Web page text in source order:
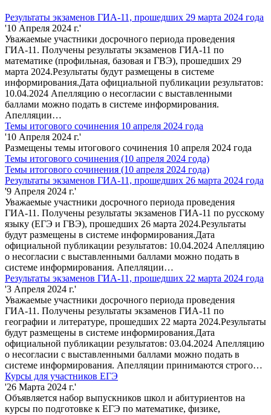
Результаты экзаменов ГИА-11, прошедших 29 марта 2024 года
'10 Апреля 2024 г.'
Уважаемые участники досрочного периода проведения
ГИА-11. Получены результаты экзаменов ГИА-11 по
математике (профильная, базовая и ГВЭ), прошедших 29
марта 2024.Результаты будут размещены в системе
информирования.Дата официальной публикации результатов:
10.04.2024 Апелляцию о несогласии с выставленными
баллами можно подать в системе информирования.
Апелляции…
Темы итогового сочинения 10 апреля 2024 года
'10 Апреля 2024 г.'
Размещены темы итогового сочинения 10 апреля 2024 года
Темы итогового сочинения (10 апреля 2024 года)
Темы итогового сочинения (10 апреля 2024 года)
Результаты экзаменов ГИА-11, прошедших 26 марта 2024 года
'9 Апреля 2024 г.'
Уважаемые участники досрочного периода проведения
ГИА-11. Получены результаты экзаменов ГИА-11 по русскому
языку (ЕГЭ и ГВЭ), прошедших 26 марта 2024.Результаты
будут размещены в системе информирования.Дата
официальной публикации результатов: 10.04.2024 Апелляцию
о несогласии с выставленными баллами можно подать в
системе информирования. Апелляции…
Результаты экзаменов ГИА-11, прошедших 22 марта 2024 года
'3 Апреля 2024 г.'
Уважаемые участники досрочного периода проведения
ГИА-11. Получены результаты экзаменов ГИА-11 по
географии и литературе, прошедших 22 марта 2024.Результаты
будут размещены в системе информирования.Дата
официальной публикации результатов: 03.04.2024 Апелляцию
о несогласии с выставленными баллами можно подать в
системе информирования. Апелляции принимаются строго…
Курсы для участников ЕГЭ
'26 Марта 2024 г.'
Объявляется набор выпускников школ и абитуриентов на
курсы по подготовке к ЕГЭ по математике, физике,